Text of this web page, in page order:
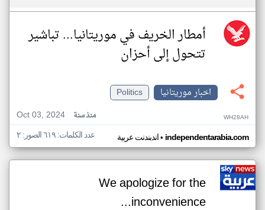
أمطار الخريف في موريتانيا... تباشير
تتحول إلى أحزان
اخبار موريتانيا
Politics
Oct 03, 2024
منذ سنة WH28AH
اندبندنت عربية• independentarabia.com عدد الكلمات: ٦١٩ الصور: ٢
We apologize for the
inconvenience...